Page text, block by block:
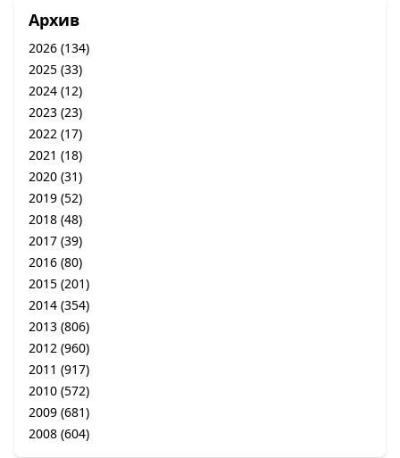
Архив
2026 (134)
2025 (33)
2024 (12)
2023 (23)
2022 (17)
2021 (18)
2020 (31)
2019 (52)
2018 (48)
2017 (39)
2016 (80)
2015 (201)
2014 (354)
2013 (806)
2012 (960)
2011 (917)
2010 (572)
2009 (681)
2008 (604)